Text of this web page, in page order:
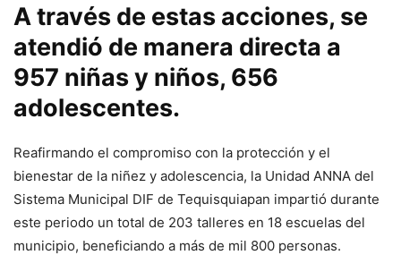
A través de estas acciones, se
atendió de manera directa a
957 niñas y niños, 656
adolescentes.
Reafirmando el compromiso con la protección y el
bienestar de la niñez y adolescencia, la Unidad ANNA del
Sistema Municipal DIF de Tequisquiapan impartió durante
este periodo un total de 203 talleres en 18 escuelas del
municipio, beneficiando a más de mil 800 personas.